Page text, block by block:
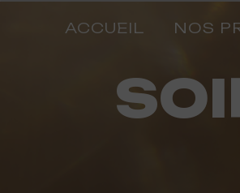
ACCUEIL NOS
SOIRÉE POUR ENTREPRISE